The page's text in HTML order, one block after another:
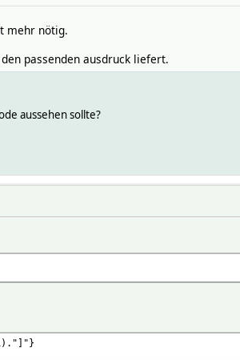
mehr nötig.
passenden ausdruck liefert.
aussehen sollte?